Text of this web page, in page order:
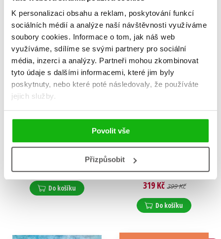
K personalizaci obsahu a reklam, poskytování funkcí
sociálních médií a analýze naší návštěvnosti využíváme
soubory cookies. Informace o tom, jak náš web
využíváme, sdílíme se svými partnery pro sociální
média, inzerci a analýzy. Partneři mohou zkombinovat
tyto údaje s dalšími informacemi, které jim byly
poskytnuty, nebo které poté následovaly, že používáte
jejich služby.
Povolit vše
Přizpůsobit
Kanapky
295 Kč369 Kč
Do košíku
Ponoř se do své
Monika Majvaldová
Simona Martínková Racková
319 Kč 399 Kč
Do košíku